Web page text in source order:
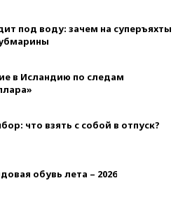
под воду: зачем на суперъяхты
в Исландию по следам
что взять с собой в отпуск?
обувь лета – 2026